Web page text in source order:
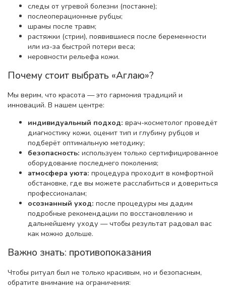
следы от угревой болезни (постакне);
послеоперационные рубцы;
шрамы после травм;
растяжки (стрии), появившиеся после беременности
или из-за быстрой потери веса;
неровности рельефа кожи.
Почему стоит выбрать «Аглаю»?
Мы верим, что красота — это гармония традиций и
инноваций. В нашем центре:
индивидуальный подход: врач-косметолог проведёт
диагностику кожи, оценит тип и глубину рубцов и
подберёт оптимальную методику;
безопасность: используем только сертифицированное
оборудование последнего поколения;
атмосфера уюта: процедура проходит в комфортной
обстановке, где вы можете расслабиться и довериться
профессионалам;
осознанный уход: после процедуры мы дадим
подробные рекомендации по восстановлению и
дальнейшему уходу — чтобы результат радовал вас
как можно дольше.
Важно знать: противопоказания
Чтобы ритуал был не только красивым, но и безопасным,
обратите внимание на ограничения: